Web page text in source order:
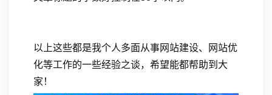
以上这些都是我个人多面从事网站建设、网站优
化等工作的一些经验之谈，希望能都帮助到大
家！